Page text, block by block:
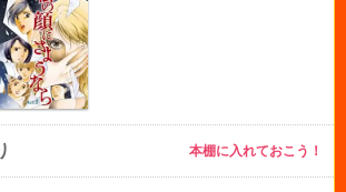
本棚に入れておこう！